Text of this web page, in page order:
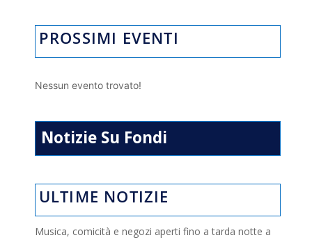
PROSSIMI EVENTI
Nessun evento trovato!
Notizie Su Fondi
ULTIME NOTIZIE
Musica, comicità e negozi aperti fino a tarda notte a